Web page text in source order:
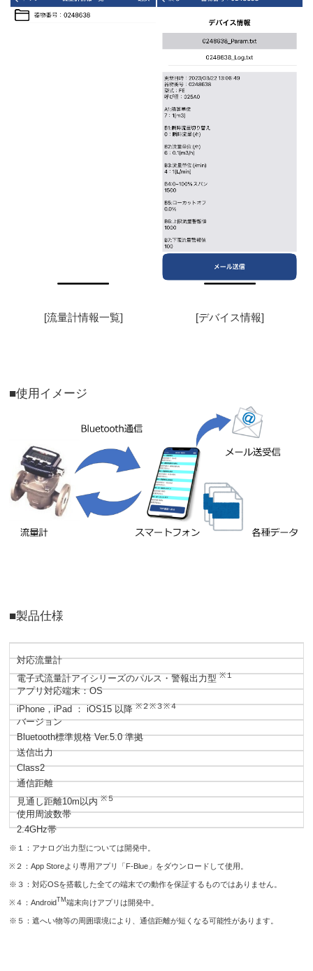
[流量計情報一覧] [デバイス情報]
■使用イメージ
■製品仕様
対応流量計
電子式流量計アイシリーズのパルス・警報出力型 ※１
アプリ対応端末：OS
iPhone，iPad ： iOS15 以降 ※２※３※４
バージョン
Bluetooth標準規格 Ver.5.0 準拠
送信出力
Class2
通信距離
見通し距離10m以内 ※５
使用周波数帯
2.4GHz帯
※１：アナログ出力型については開発中。
※２：App Storeより専用アプリ「F-Blue」をダウンロードして使用。
※３：対応OSを搭載した全ての端末での動作を保証するものではありません。
※４：AndroidTM 端末向けアプリは開発中。
※５：遮へい物等の周囲環境により、通信距離が短くなる可能性があります。